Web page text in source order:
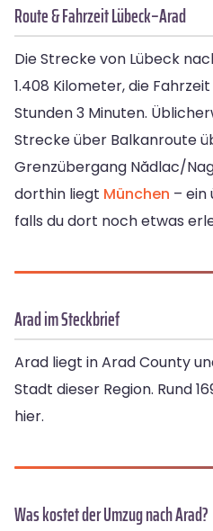
Route & Fahrzeit Lübeck–Arad
Die Strecke von Lübeck
1.408 Kilometer, die
Stunden 3 Minuten.
Strecke über Balkanroute
Grenzübergang Nădlac/
dorthin liegt München – ein
falls du dort noch etwas
Arad im Steckbrief
Arad liegt in Arad County
Stadt dieser Region. Rund
hier.
Was kostet der Umzug nach Arad?